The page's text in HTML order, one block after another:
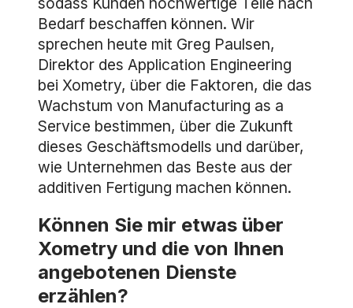
Bedarf beschaffen können. Wir
sprechen heute mit Greg Paulsen,
Direktor des Application Engineering
bei Xometry, über die Faktoren, die das
Wachstum von Manufacturing as a
Service bestimmen, über die Zukunft
dieses Geschäftsmodells und darüber,
wie Unternehmen das Beste aus der
additiven Fertigung machen können.
Können Sie mir etwas über
Xometry und die von Ihnen
angebotenen Dienste
erzählen?